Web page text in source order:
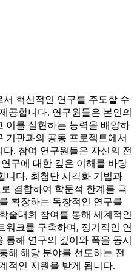
혁신적인 연구를 주도할 수
공합니다. 연구원들은 본인의
이를 실현하는 능력을 배양하
기관과의 공동 프로젝트에서
. 참여 연구원들은 자신의 전
구에 대한 깊은 이해를 바탕
니다. 최첨단 시각화 기법과
결합하여 학문적 한계를 극
확장하는 독창적인 연구를
술대회 참여를 통해 세계적인
워크를 구축하며, 정기적인 연
해 연구의 깊이와 폭을 동시
해 해당 분야를 선도하는 전
적인 지원을 받게 됩니다.